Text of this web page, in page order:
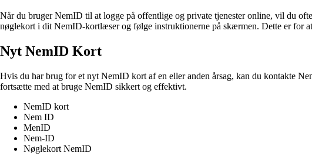
Når du bruger NemID til at logge på offentlige og private tjenester online, vil du
nøglekort i dit NemID-kortlæser og følge instruktionerne på skærmen. Dette er for
Nyt NemID Kort
Hvis du har brug for et nyt NemID kort af en eller anden årsag, kan du kontakte
fortsætte med at bruge NemID sikkert og effektivt.
NemID kort
Nem ID
MenID
Nem-ID
Nøglekort NemID